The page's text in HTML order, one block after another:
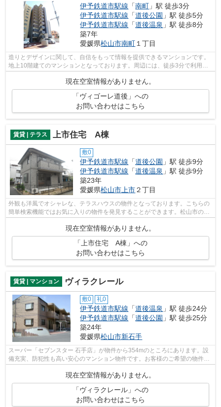
伊予鉄道市駅線 「南町 」駅 徒歩3分
伊予鉄道市駅線 「道後公園 」駅 徒歩5分
伊予鉄道市駅線 「道後温泉 」駅 徒歩8分
築7年
愛媛県松山市南町 １丁目
造りとデザインに関して、自信をもって情報を提供できるマンションです。
地上10階建てのマンションとなっております。周辺には、徒歩3分で利用で
きる駅があります。松山市エリアにある...
現在空室情報がありません。
「ヴィゴーレ道後」への
お問い合わせはこちら
賃貸 | テラス 上市住宅 A棟
敷0
伊予鉄道市駅線 「道後公園 」駅 徒歩9分
伊予鉄道市駅線 「道後温泉 」駅 徒歩9分
築23年
愛媛県松山市上市２丁目
外観も洋風でオシャレな、テラスハウスの物件となっております。こちらの
簡単検索機能ではお気に入りの物件を発見することができます。松山市のお
現在空室情報がありません。
「上市住宅 A棟」への
お問い合わせはこちら
賃貸 | マンション ヴィラクレール
敷0 礼0
伊予鉄道市駅線 「道後温泉 」駅 徒歩24分
伊予鉄道市駅線 「道後公園 」駅 徒歩25分
築24年
愛媛県松山市新石手
スーパー「セブンスター 石手店」が物件から354mのところにあります。設
備充実、防犯性も高い安心のマンション物件です。お客様のご希望の物件を
現在空室情報がありません。
「ヴィラクレール」への
お問い合わせはこちら